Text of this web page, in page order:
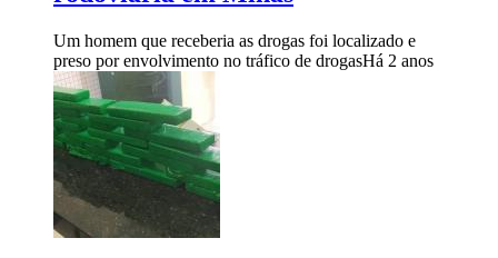
Um homem que receberia as drogas foi localizado e
preso por envolvimento no tráfico de drogasHá 2 anos